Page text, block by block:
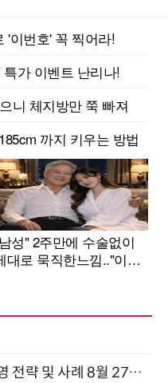
성과를 만드는 AI 에이전트 운영 전략 및 사례 8월 27일 개최